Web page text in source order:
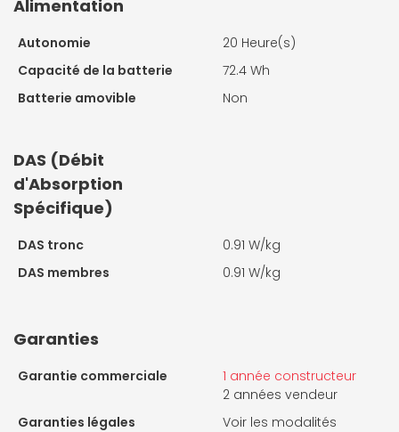
Alimentation
Autonomie
20 Heure(s)
Capacité de la batterie
72.4 Wh
Batterie amovible
Non
DAS (Débit
d'Absorption
Spécifique)
DAS tronc
0.91 W/kg
DAS membres
0.91 W/kg
Garanties
Garantie commerciale
1 année constructeur
2 années vendeur
Garanties légales
Voir les modalités